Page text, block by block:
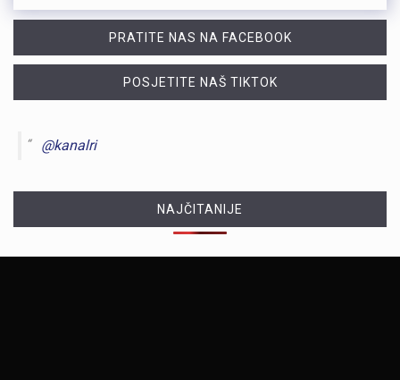
PRATITE NAS NA FACEBOOK
POSJETITE NAŠ TIKTOK
@kanalri
NAJČITANIJE